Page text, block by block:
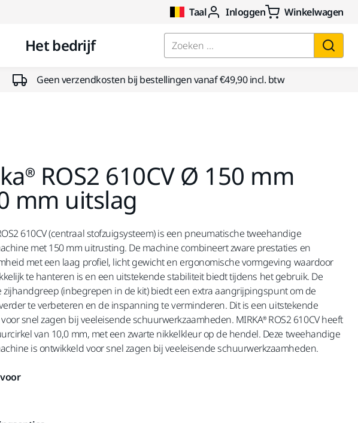
Taal Inloggen Winkelwagen
Het bedrijf Zoeken ...
Geen verzendkosten bij bestellingen vanaf €49,90 incl. btw
ROS2 610CV Ø 150 mm
mm uitslag
610CV (centraal stofzuigsysteem) is een pneumatische tweehandige
met 150 mm uitrusting. De machine combineert zware prestaties en
met een laag profiel, licht gewicht en ergonomische vormgeving waardoor
te hanteren is en een uitstekende stabiliteit biedt tijdens het gebruik. De
zijhandgreep (inbegrepen in de kit) biedt een extra aangrijpingspunt om de
te verbeteren en de inspanning te verminderen. Dit is een uitstekende
snel zagen bij veeleisende schuurwerkzaamheden. MIRKA® ROS2 610CV heeft
van 10,0 mm, met een zwarte nikkelkleur op de hendel. Deze tweehandige
is ontwikkeld voor snel zagen bij veeleisende schuurwerkzaamheden.